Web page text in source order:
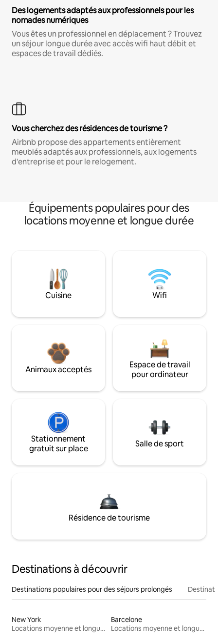
Des logements adaptés aux professionnels pour les
nomades numériques
Vous êtes un professionnel en déplacement ? Trouvez
un séjour longue durée avec accès wifi haut débit et
espaces de travail dédiés.
Vous cherchez des résidences de tourisme ?
Airbnb propose des appartements entièrement
meublés adaptés aux professionnels, aux logements
d'entreprise et pour le relogement.
Équipements populaires pour des
locations moyenne et longue durée
Cuisine Wifi
Animaux acceptés
Espace de travail
pour ordinateur
Stationnement
gratuit sur place
Salle de sport
Résidence de tourisme
Destinations à découvrir
Destinations populaires pour des séjours prolongés
New York
Locations moyenne et longue durée
Barcelone
Locations moyenne et longue durée